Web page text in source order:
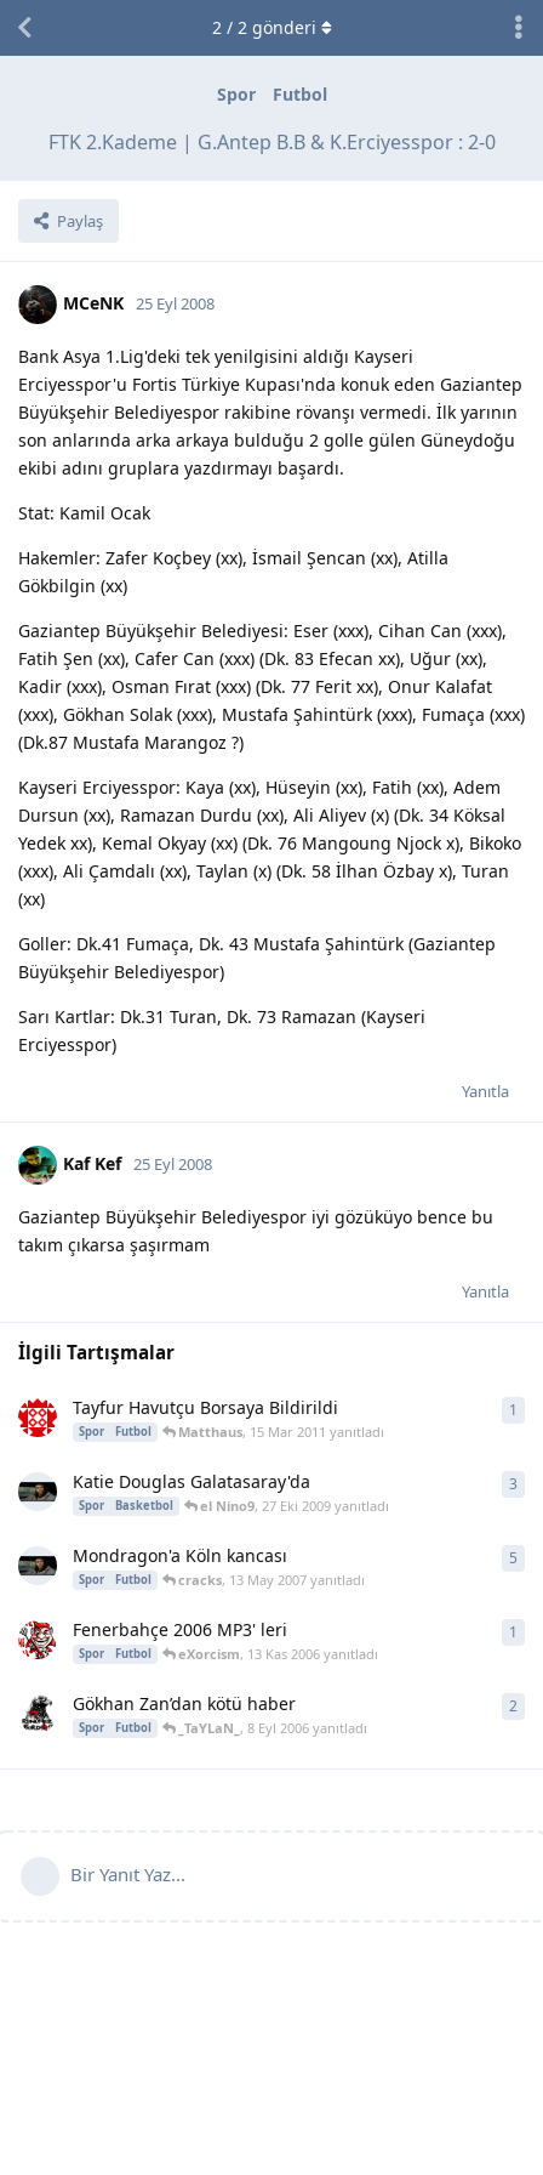
Spor Futbol
FTK 2.Kademe | G.Antep B.B & K.Erciyesspor : 2-0
Paylaş
2/ 2gönderi
MCeNK 25 Eyl 2008
Bank Asya 1.Lig'deki tek yenilgisini aldığı Kayseri
Erciyesspor'u Fortis Türkiye Kupası'nda konuk eden Gaziantep
Büyükşehir Belediyespor rakibine rövanşı vermedi. İlk yarının
son anlarında arka arkaya bulduğu 2 golle gülen Güneydoğu
ekibi adını gruplara yazdırmayı başardı.
Stat: Kamil Ocak
Hakemler: Zafer Koçbey (xx), İsmail Şencan (xx), Atilla
Gökbilgin (xx)
Gaziantep Büyükşehir Belediyesi: Eser (xxx), Cihan Can (xxx),
Fatih Şen (xx), Cafer Can (xxx) (Dk. 83 Efecan xx), Uğur (xx),
Kadir (xxx), Osman Fırat (xxx) (Dk. 77 Ferit xx), Onur Kalafat
(xxx), Gökhan Solak (xxx), Mustafa Şahintürk (xxx), Fumaça (xxx)
(Dk.87 Mustafa Marangoz ?)
Kayseri Erciyesspor: Kaya (xx), Hüseyin (xx), Fatih (xx), Adem
Dursun (xx), Ramazan Durdu (xx), Ali Aliyev (x) (Dk. 34 Köksal
Yedek xx), Kemal Okyay (xx) (Dk. 76 Mangoung Njock x), Bikoko
(xxx), Ali Çamdalı (xx), Taylan (x) (Dk. 58 İlhan Özbay x), Turan
(xx)
Goller: Dk.41 Fumaça, Dk. 43 Mustafa Şahintürk (Gaziantep
Büyükşehir Belediyespor)
Sarı Kartlar: Dk.31 Turan, Dk. 73 Ramazan (Kayseri
Erciyesspor)
Yanıtla
Kaf Kef 25 Eyl 2008
Gaziantep Büyükşehir Belediyespor iyi gözüküyo bence bu
takım çıkarsa şaşırmam
Yanıtla
İlgili Tartışmalar
Tayfur Havutçu Borsaya Bildirildi
Spor Futbol Matthaus, 15 Mar 2011 yanıtladı
1
Katie Douglas Galatasaray'da
Spor Basketbol el Nino9, 27 Eki 2009yanıtladı
3
Mondragon'a Köln kancası
Spor Futbol cracks, 13 May 2007yanıtladı
5
Fenerbahçe 2006 MP3' leri
Spor Futbol eXorcism, 13 Kas 2006yanıtladı
1
Gökhan Zan’dan kötü haber
Spor Futbol _TaYLaN_ , 8 Eyl 2006yanıtladı
2
Bir Yanıt Yaz...